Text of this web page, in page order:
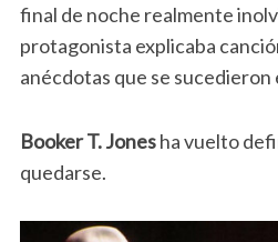
final de noche realmente
protagonista explicaba
anécdotas que se sucedieron
Booker T. Jonesha vuelto
quedarse.